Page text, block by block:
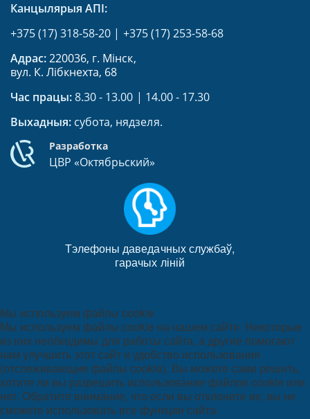
Адрас:220036, г. Мінск,
вул. К. Лібкнехта, 68
Час працы:8.30 - 13.00 | 14.00 - 17.30
Выхадныя: субота, нядзеля.
Разработка
ЦВР «Октябрьский»
Канцылярыя АПI:
+375 (17) 318-58-20 | +375 (17) 253-58-68
Тэлефоны даведачных службаў,
гарачых ліній
Мы используем файлы cookie
Мы используем файлы cookie на нашем сайте. Некоторые
из них необходимы для работы сайта, а другие помогают
нам улучшить этот сайт и удобство использования
(отслеживающие файлы cookie). Вы можете сами решить,
хотите ли вы разрешить использование файлов cookie или
нет. Обратите внимание, что если вы отклоните их, вы не
сможете использовать все функции сайта.